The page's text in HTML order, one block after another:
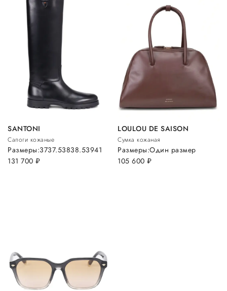
SANTONI
Сапоги кожаные
131 700 руб.
Размеры:3737.53838.53941
LOULOU DE SAISON
Сумка кожаная
105 600руб.
Размеры:Один размер